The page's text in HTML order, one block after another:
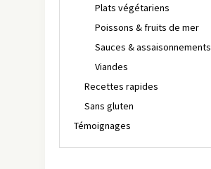
Plats végétariens
Poissons & fruits de mer
Sauces & assaisonnements
Viandes
Recettes rapides
Sans gluten
Témoignages